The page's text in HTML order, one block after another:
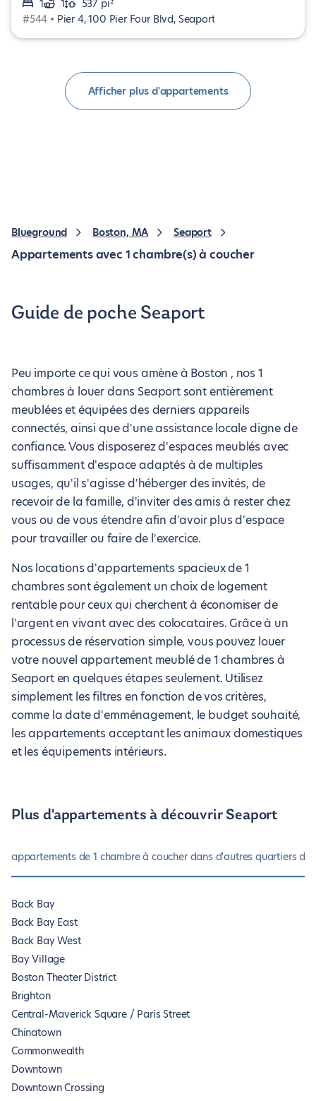
1 1
537 pi²
#544 • Pier 4, 100 Pier Four Blvd, Seaport
Afficher plus d'appartements
Blueground Boston, MA Seaport
Appartements avec 1 chambre(s) à coucher
Guide de poche Seaport
Peu importe ce qui vous amène à Boston , nos 1
chambres à louer dans Seaport sont entièrement
meublées et équipées des derniers appareils
connectés, ainsi que d'une assistance locale digne de
confiance. Vous disposerez d'espaces meublés avec
suffisamment d'espace adaptés à de multiples
usages, qu'il s'agisse d'héberger des invités, de
recevoir de la famille, d'inviter des amis à rester chez
vous ou de vous étendre afin d'avoir plus d'espace
pour travailler ou faire de l'exercice.
Nos locations d'appartements spacieux de 1
chambres sont également un choix de logement
rentable pour ceux qui cherchent à économiser de
l'argent en vivant avec des colocataires. Grâce à un
processus de réservation simple, vous pouvez louer
votre nouvel appartement meublé de 1 chambres à
Seaport en quelques étapes seulement. Utilisez
simplement les filtres en fonction de vos critères,
comme la date d'emménagement, le budget souhaité,
les appartements acceptant les animaux domestiques
et les équipements intérieurs.
Plus d'appartements à découvrir Seaport
appartements de 1 chambre à coucher dans d'autres quartiers de
Back Bay
Back Bay East
Back Bay West
Bay Village
Boston Theater District
Brighton
Central-Maverick Square / Paris Street
Chinatown
Commonwealth
Downtown
Downtown Crossing